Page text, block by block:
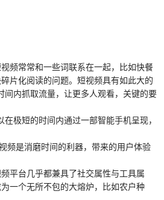
频常常和一些词联系在一起，比如快餐
片化阅读的问题。短视频具有如此大的
间内抓取流量，让更多人观看，关键的要
极短的时间内通过一部智能手机呈现，
频是消磨时间的利器，带来的用户体验
平台几乎都兼具了社交属性与工具属
一个无所不包的大熔炉，比如农户种